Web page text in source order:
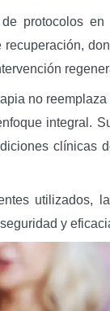
protocolos
no
integral.
clínicas
utilizados,
y